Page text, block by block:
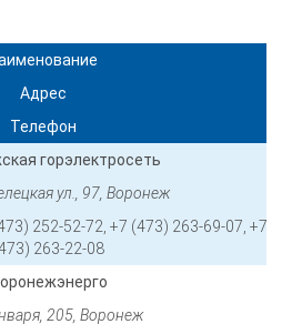
Адрес
Телефон
горэлектросеть
ул., 97, Воронеж
252-52-72, +7 (473) 263-69-07, +7
263-22-08
205, Воронеж